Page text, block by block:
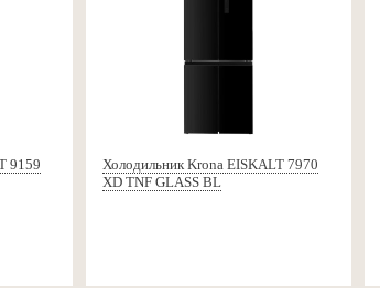
9159
Холодильник Krona EISKALT 7970
XD TNF GLASS BL